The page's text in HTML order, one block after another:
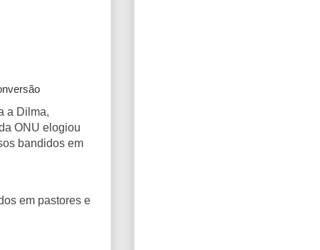
a Dilma,
ONU elogiou
bandidos em
em pastores e